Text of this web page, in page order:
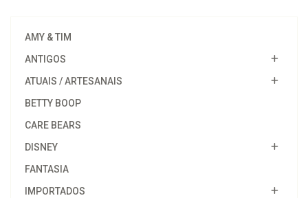
AMY & TIM
ANTIGOS
ATUAIS / ARTESANAIS
BETTY BOOP
CARE BEARS
DISNEY
FANTASIA
IMPORTADOS